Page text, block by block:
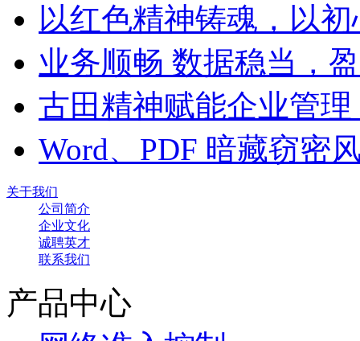
以红色精神铸魂，以
业务顺畅 数据稳当，
古田精神赋能企业管
Word、PDF 暗藏窃密
关于我们
公司简介
企业文化
诚聘英才
联系我们
产品中心